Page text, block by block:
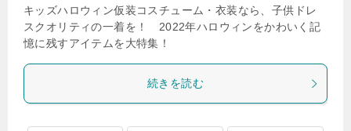
キッズハロウィン仮装コスチューム・衣装なら、子供ドレ
スクオリティの一着を！ 2022年ハロウィンをかわいく記
憶に残すアイテムを大特集！
続きを読む